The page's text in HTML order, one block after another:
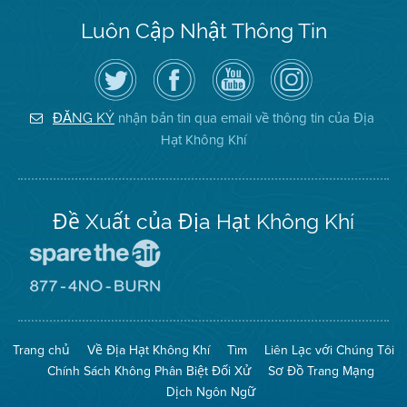
Luôn Cập Nhật Thông Tin
Hãy
theo
dõi
Địa
Hạt
Không
Truy
cập
Trang
Facebook
của
Địa
Hạt
Kênh
YouTube
của
Địa
Hạt
Không
Khí
Air
District
on
Instagram
ĐĂNG KÝ nhận bản tin qua email về thông tin của Địa
Hạt Không Khí
Đề Xuất của Địa Hạt Không Khí
The
(Bảo
Toàn
Không
Khí)
Mạng
No
Burn
(Không
Đốt)
Trang chủ Về Địa Hạt Không Khí Tìm
Liên Lạc với Chúng Tôi
Chính Sách Không Phân Biệt Đối Xử
Sơ Đồ Trang Mạng
Dịch Ngôn Ngữ